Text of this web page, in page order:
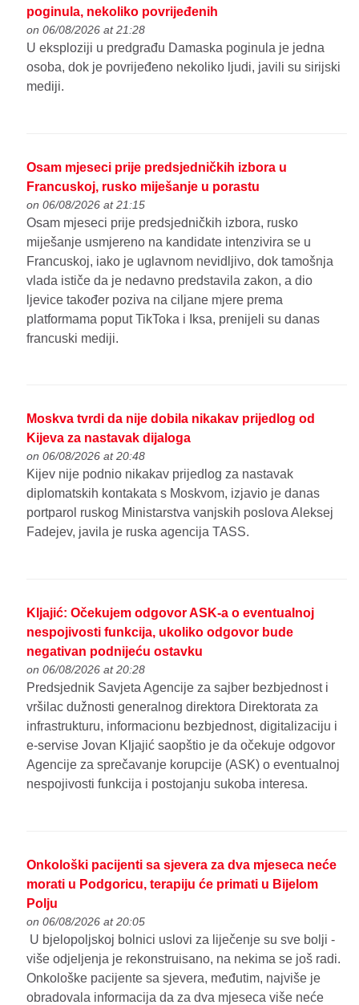
poginula, nekoliko povrijeđenih
on 06/08/2026 at 21:28
U eksploziji u predgrađu Damaska poginula je jedna
osoba, dok je povrijeđeno nekoliko ljudi, javili su sirijski
mediji.
Osam mjeseci prije predsjedničkih izbora u
Francuskoj, rusko miješanje u porastu
on 06/08/2026 at 21:15
Osam mjeseci prije predsjedničkih izbora, rusko
miješanje usmjereno na kandidate intenzivira se u
Francuskoj, iako je uglavnom nevidljivo, dok tamošnja
vlada ističe da je nedavno predstavila zakon, a dio
ljevice također poziva na ciljane mjere prema
platformama poput TikToka i Iksa, prenijeli su danas
francuski mediji.
Moskva tvrdi da nije dobila nikakav prijedlog od
Kijeva za nastavak dijaloga
on 06/08/2026 at 20:48
Kijev nije podnio nikakav prijedlog za nastavak
diplomatskih kontakata s Moskvom, izjavio je danas
portparol ruskog Ministarstva vanjskih poslova Aleksej
Fadejev, javila je ruska agencija TASS.
Kljajić: Očekujem odgovor ASK-a o eventualnoj
nespojivosti funkcija, ukoliko odgovor bude
negativan podnijeću ostavku
on 06/08/2026 at 20:28
Predsjednik Savjeta Agencije za sajber bezbjednost i
vršilac dužnosti generalnog direktora Direktorata za
infrastrukturu, informacionu bezbjednost, digitalizaciju i
e-servise Jovan Kljajić saopštio je da očekuje odgovor
Agencije za sprečavanje korupcije (ASK) o eventualnoj
nespojivosti funkcija i postojanju sukoba interesa.
Onkološki pacijenti sa sjevera za dva mjeseca neće
morati u Podgoricu, terapiju će primati u Bijelom
Polju
on 06/08/2026 at 20:05
U bjelopoljskoj bolnici uslovi za liječenje su sve bolji -
više odjeljenja je rekonstruisano, na nekima se još radi.
Onkološke pacijente sa sjevera, međutim, najviše je
obradovala informacija da za dva mjeseca više neće